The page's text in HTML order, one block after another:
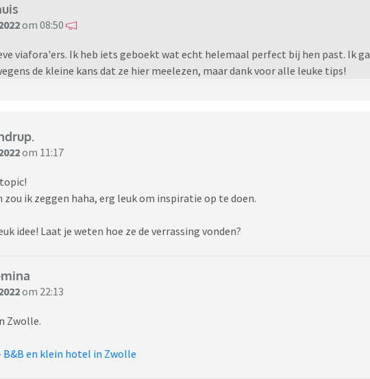
om 08:50
viafora'ers. Ik heb iets geboekt wat echt helemaal perfect bij hen past. Ik ga
de kleine kans dat ze hier meelezen, maar dank voor alle leuke tips!
om 11:17
ik zeggen haha, erg leuk om inspiratie op te doen.
idee! Laat je weten hoe ze de verrassing vonden?
om 22:13
Zwolle.
B&B en klein hotel in Zwolle